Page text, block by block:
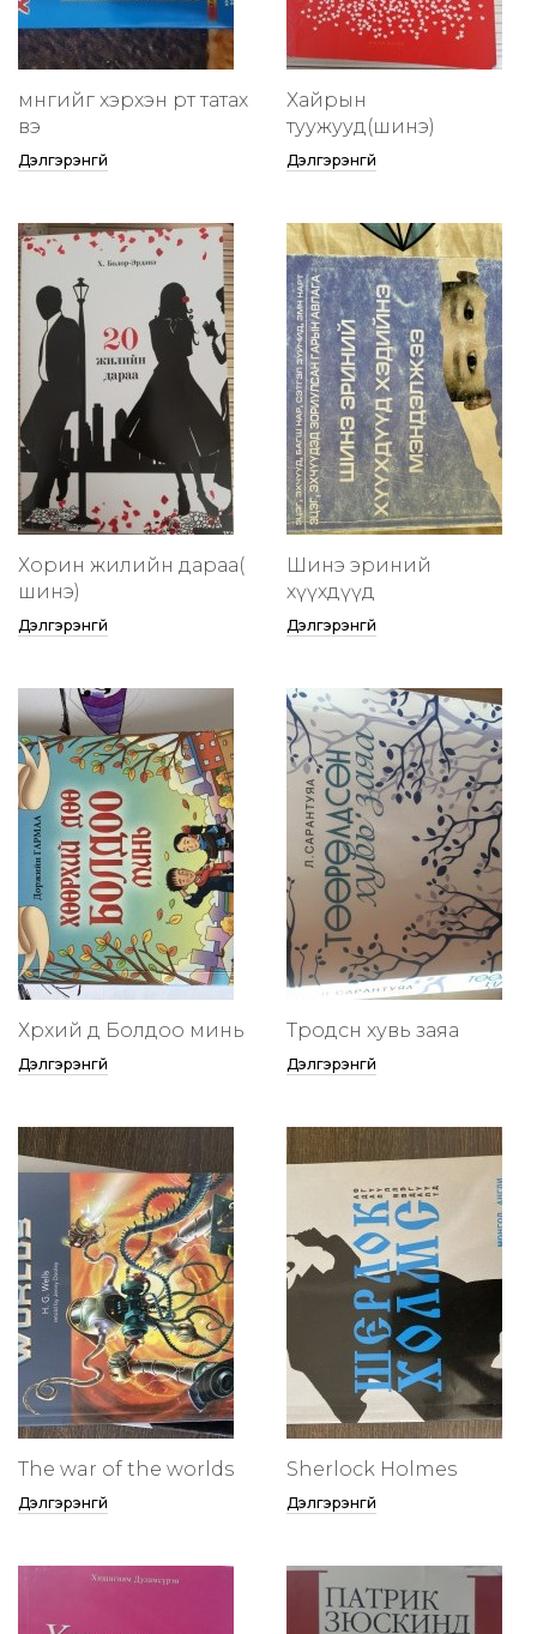
мөнгийг хэрхэн өөртөө татах
вэ
Дэлгэрэнгүй
Хайрын
туужууд(шинэ)
Дэлгэрэнгүй
Хорин жилийн дараа(
шинэ)
Дэлгэрэнгүй
Шинэ эриний
хүүхдүүд
Дэлгэрэнгүй
Хөөрхий дөө Болдоо минь
Дэлгэрэнгүй
Төөрөодсөн хувь заяа
Дэлгэрэнгүй
The war of the worlds
Дэлгэрэнгүй
Sherlock Holmes
Дэлгэрэнгүй